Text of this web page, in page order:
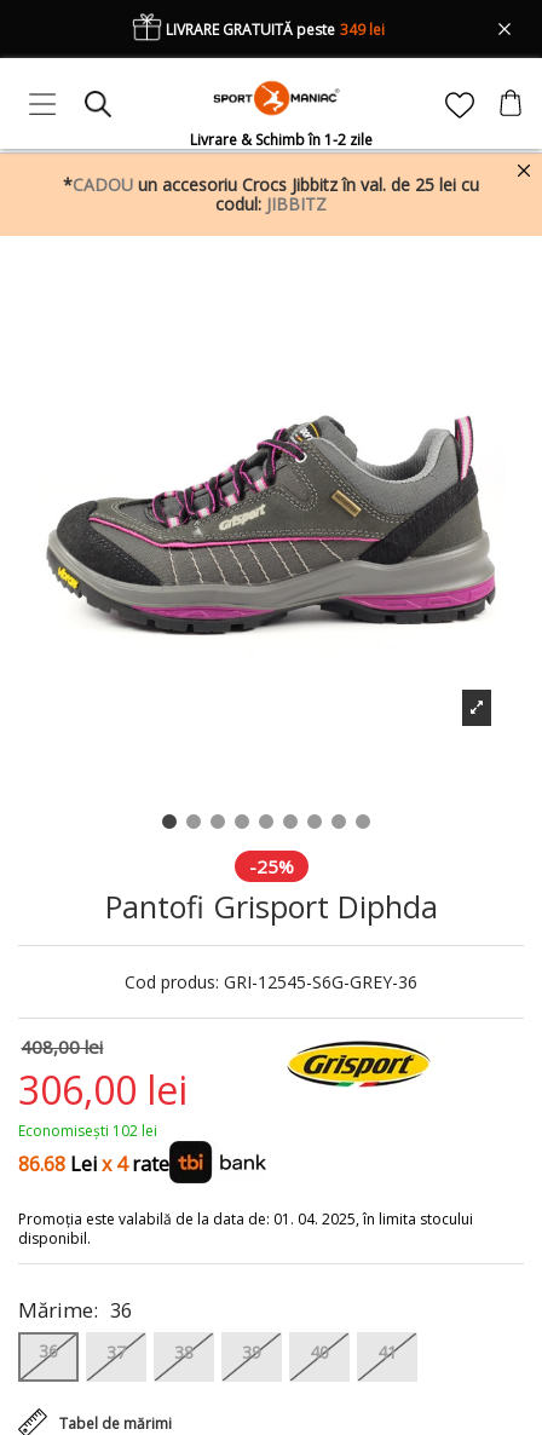
Livrare & Schimb în 1-2 zile
LIVRARE GRATUITĂ peste 349 lei
*CADOU un accesoriu Crocs Jibbitz în val. de 25 lei cu
codul: JIBBITZ
-25%
Pantofi Grisport Diphda
Cod produs: GRI-12545-S6G-GREY-36
306,00 lei
408,00 lei
Economisești 102 lei
86.68 Leix 4rate
Promoția este valabilă de la data de: 01. 04. 2025, în limita stocului
disponibil.
Tabel de mărimi
Mărime: 36
36 37 38 39 40 41